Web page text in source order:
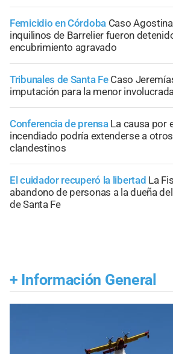
Femicidio en Córdoba Caso
inquilinos de Barrelier fueron
encubrimiento agravado
Tribunales de Santa Fe Caso
imputación para la menor
Conferencia de prensa La causa por
incendiado podría extenderse a
clandestinos
El cuidador recuperó la libertad La
abandono de personas a la dueña
de Santa Fe
+ Información General